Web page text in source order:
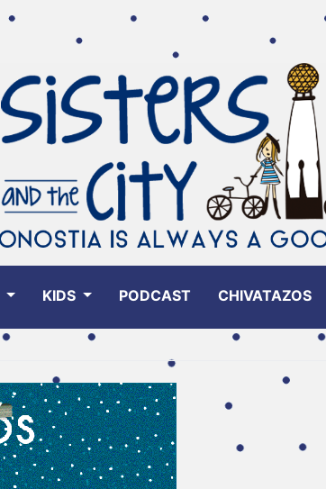
KIDS PODCAST CHIVATAZOS